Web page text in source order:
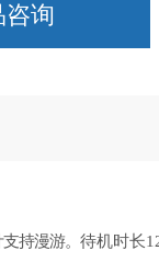
咨询
持漫游。 待机时长